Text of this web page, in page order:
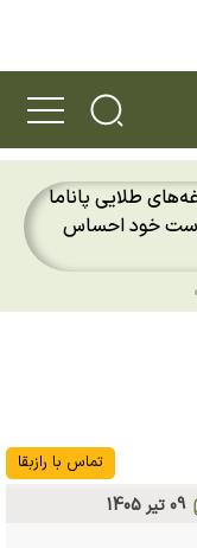
طلایی پاناما
پوست خود احساس
تماس با رازبقا
09 تير 1405